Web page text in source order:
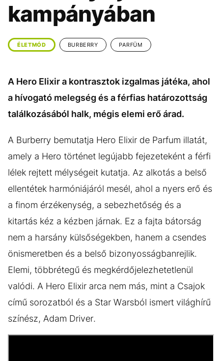
UTAZÁS
ÉLETMÓD DESIGN
BESZÉLGETÉSEK ARCOK
GASZTRO
kampányában
ÉLETMÓD BURBERRY PARFÜM
A Hero Elixir a kontrasztok izgalmas játéka, ahol
a hívogató melegség és a férfias határozottság
találkozásából halk, mégis elemi erő árad.
A Burberry bemutatja Hero Elixir de Parfum illatát,
amely a Hero történet legújabb fejezeteként a férfi
lélek rejtett mélységeit kutatja. Az alkotás a belső
ellentétek harmóniájáról mesél, ahol a nyers erő és
a finom érzékenység, a sebezhetőség és a
kitartás kéz a kézben járnak. Ez a fajta bátorság
nem a harsány külsőségekben, hanem a csendes
önismeretben és a belső bizonyosságbanrejlik.
Elemi, többrétegű és megkérdőjelezhetetlenül
valódi. A Hero Elixir arca nem más, mint a Csajok
című sorozatból és a Star Warsból ismert világhírű
színész, Adam Driver.